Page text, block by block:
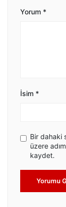
Yorum *
İsim *
Bir dahaki
üzere
kaydet.
Yorumu